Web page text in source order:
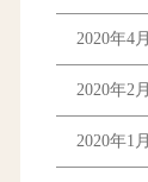
2020年4月
2020年2月
2020年1月